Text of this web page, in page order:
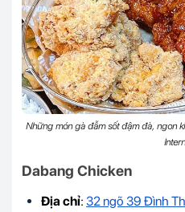
Những món gà đẫm sốt đậm đà, ngon
Dabang Chicken
Địa chỉ: 32 ngõ 39 Đình